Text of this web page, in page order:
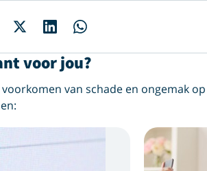
voor jou?
van schade en ongemak op